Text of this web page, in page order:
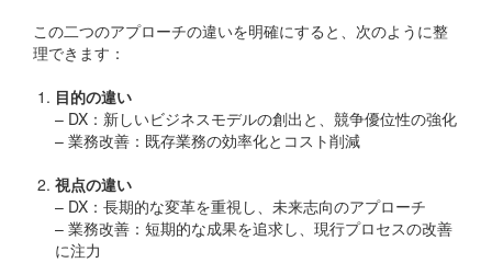
この二つのアプローチの違いを明確にすると、次のように整
理できます：
目的の違い
– DX：新しいビジネスモデルの創出と、競争優位性の強化
– 業務改善：既存業務の効率化とコスト削減
視点の違い
– DX：長期的な変革を重視し、未来志向のアプローチ
– 業務改善：短期的な成果を追求し、現行プロセスの改善
に注力